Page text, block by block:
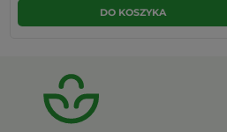
DO KOSZYKA